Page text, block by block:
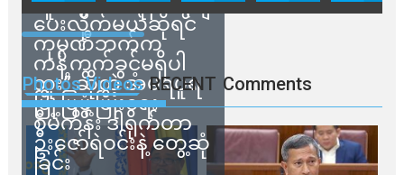
ပေးလိုက်မယ်ဆိုရင်
ကုမ္ပဏီဘက်က
ကန့်ကွက်ခွင့်မရှိပါ
ဘူး” ဆိုတဲ့ အမရပူရ
မြို့ပြဖွံ့ဖြိုးရေး
စီမံကိန်း ဒါရိုက်တာ
ဦးဇော်ရဲဝင်းနဲ့ တွေ့ဆုံ
ခြင်း
Photos Videos RECENT Comments